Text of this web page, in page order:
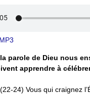
MP3
parole de Dieu nous
apprendre à
(22-24) Vous qui craignez